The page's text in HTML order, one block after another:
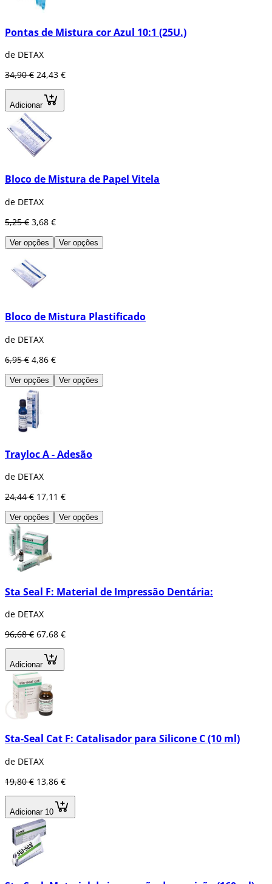
Pontas de Mistura cor Azul 10:1 (25U.)
de DETAX
34,90 € 24,43 €
Adicionar
Bloco de Mistura de Papel Vitela
de DETAX
5,25 € 3,68 €
Ver opções Ver opções
Bloco de Mistura Plastificado
de DETAX
6,95 € 4,86 €
Ver opções Ver opções
Trayloc A - Adesão
de DETAX
24,44 € 17,11 €
Ver opções Ver opções
Sta Seal F: Material de Impressão Dentária:
de DETAX
96,68 € 67,68 €
Adicionar
Sta-Seal Cat F: Catalisador para Silicone C (10 ml)
de DETAX
19,80 € 13,86 €
Adicionar 10